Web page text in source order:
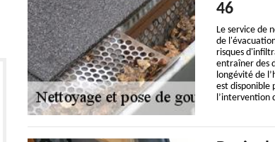
46
Le service de
de
risques
entraîner des
longévité de
est disponible
l’intervention